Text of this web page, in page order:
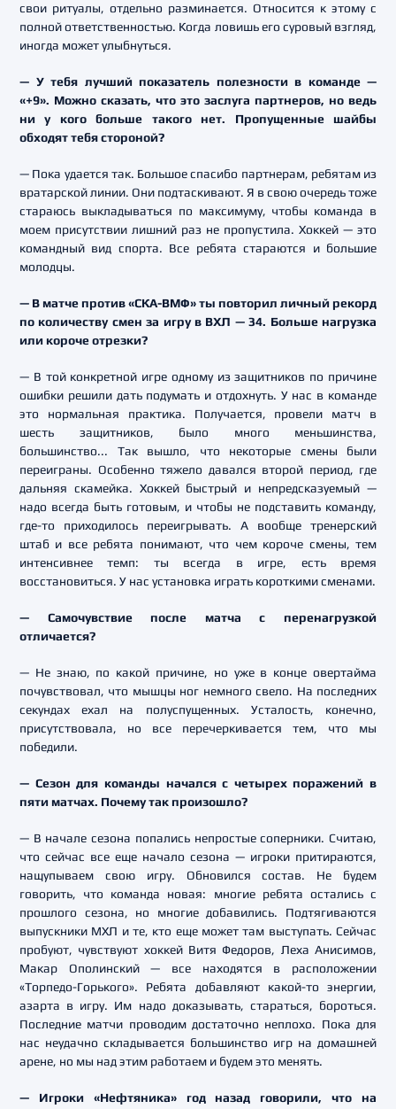
свои ритуалы, отдельно разминается. Относится к этому с
полной ответственностью. Когда ловишь его суровый взгляд,
иногда может улыбнуться.
— У тебя лучший показатель полезности в команде —
«+9». Можно сказать, что это заслуга партнеров, но ведь
ни у кого больше такого нет. Пропущенные шайбы
обходят тебя стороной?
— Пока удается так. Большое спасибо партнерам, ребятам из
вратарской линии. Они подтаскивают. Я в свою очередь тоже
стараюсь выкладываться по максимуму, чтобы команда в
моем присутствии лишний раз не пропустила. Хоккей — это
командный вид спорта. Все ребята стараются и большие
молодцы.
— В матче против «СКА-ВМФ» ты повторил личный рекорд
по количеству смен за игру в ВХЛ — 34. Больше нагрузка
или короче отрезки?
— В той конкретной игре одному из защитников по причине
ошибки решили дать подумать и отдохнуть. У нас в команде
это нормальная практика. Получается, провели матч в
шесть защитников, было много меньшинства,
большинство... Так вышло, что некоторые смены были
переиграны. Особенно тяжело давался второй период, где
дальняя скамейка. Хоккей быстрый и непредсказуемый —
надо всегда быть готовым, и чтобы не подставить команду,
где-то приходилось переигрывать. А вообще тренерский
штаб и все ребята понимают, что чем короче смены, тем
интенсивнее темп: ты всегда в игре, есть время
восстановиться. У нас установка играть короткими сменами.
— Самочувствие после матча с перенагрузкой
отличается?
— Не знаю, по какой причине, но уже в конце овертайма
почувствовал, что мышцы ног немного свело. На последних
секундах ехал на полуспущенных. Усталость, конечно,
присутствовала, но все перечеркивается тем, что мы
победили.
— Сезон для команды начался с четырех поражений в
пяти матчах. Почему так произошло?
— В начале сезона попались непростые соперники. Считаю,
что сейчас все еще начало сезона — игроки притираются,
нащупываем свою игру. Обновился состав. Не будем
говорить, что команда новая: многие ребята остались с
прошлого сезона, но многие добавились. Подтягиваются
выпускники МХЛ и те, кто еще может там выступать. Сейчас
пробуют, чувствуют хоккей Витя Федоров, Леха Анисимов,
Макар Ополинский — все находятся в расположении
«Торпедо-Горького». Ребята добавляют какой-то энергии,
азарта в игру. Им надо доказывать, стараться, бороться.
Последние матчи проводим достаточно неплохо. Пока для
нас неудачно складывается большинство игр на домашней
арене, но мы над этим работаем и будем это менять.
— Игроки «Нефтяника» год назад говорили, что на